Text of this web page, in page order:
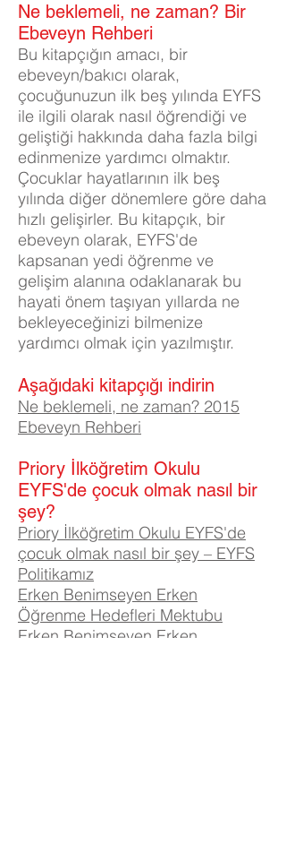
Ne beklemeli, ne zaman? Bir
Ebeveyn Rehberi
Bu kitapçığın amacı, bir
ebeveyn/bakıcı olarak,
çocuğunuzun ilk beş yılında EYFS
ile ilgili olarak nasıl öğrendiği ve
geliştiği hakkında daha fazla bilgi
edinmenize yardımcı olmaktır.
Çocuklar hayatlarının ilk beş
yılında diğer dönemlere göre daha
hızlı gelişirler. Bu kitapçık, bir
ebeveyn olarak, EYFS'de
kapsanan yedi öğrenme ve
gelişim alanına odaklanarak bu
hayati önem taşıyan yıllarda ne
bekleyeceğinizi bilmenize
yardımcı olmak için yazılmıştır.
Aşağıdaki kitapçığı indirin
Ne beklemeli, ne zaman? 2015
Ebeveyn Rehberi
Priory İlköğretim Okulu
EYFS'de çocuk olmak nasıl bir
şey?
Priory İlköğretim Okulu EYFS'de
çocuk olmak nasıl bir şey – EYFS
Politikamız
Erken Benimseyen Erken
Öğrenme Hedefleri Mektubu
Erken Benimseyen Erken